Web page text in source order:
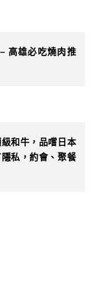
高雄必吃燒肉推
級和牛，品嚐日本
私，約會、聚餐